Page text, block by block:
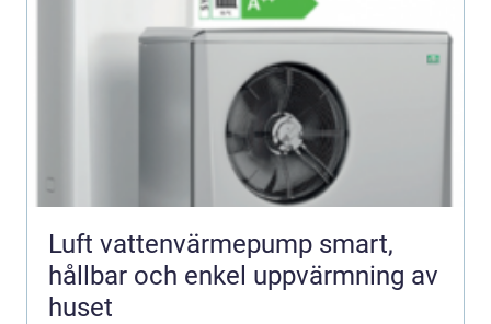
Luft vattenvärmepump smart,
hållbar och enkel uppvärmning av
huset